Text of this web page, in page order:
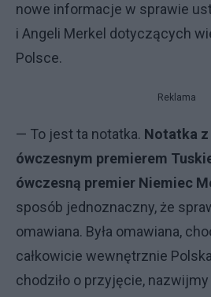
nowe informacje w sprawie
i Angeli Merkel dotyczących
Polsce.
Reklama
— To jest ta notatka. Notatka
ówczesnym premierem
ówczesną premier Niemiec
sposób jednoznaczny, że
omawiana. Była omawiana,
całkowicie wewnętrznie
chodziło o przyjęcie,